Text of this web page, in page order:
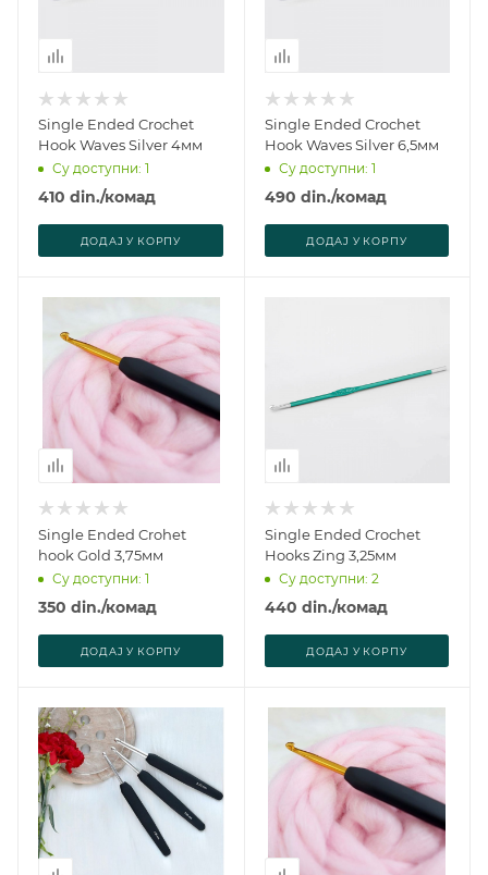
Single Ended Crochet
Hook Waves Silver 4мм
Су доступни: 1
410 din./комад
ДОДАJ У КОРПУ
Single Ended Crochet
Hook Waves Silver 6,5мм
Су доступни: 1
490 din./комад
ДОДАJ У КОРПУ
Single Ended Crohet
hook Gold 3,75мм
Су доступни: 1
350 din./комад
ДОДАJ У КОРПУ
Single Ended Crochet
Hooks Zing 3,25мм
Су доступни: 2
440 din./комад
ДОДАJ У КОРПУ